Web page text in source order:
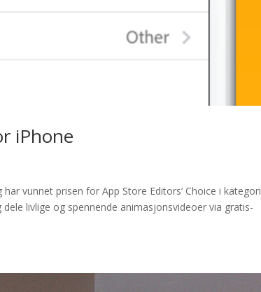
iPhone
vunnet prisen for App Store Editors’ Choice i
livlige og spennende animasjonsvideoer via gratis-